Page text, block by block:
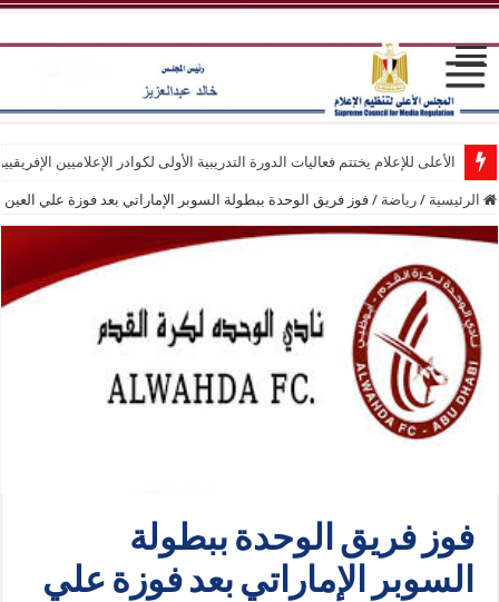
الأعلى للإعلام يختتم فعاليات الدورة التدريبية الأولى لكوادر الإعلاميين
الرئيسية / رياضة / فوز فريق الوحدة ببطولة السوبر الإماراتي بعد فوزة علي العين
فوز فريق الوحدة ببطولة
السوبر الإماراتي بعد فوزة علي